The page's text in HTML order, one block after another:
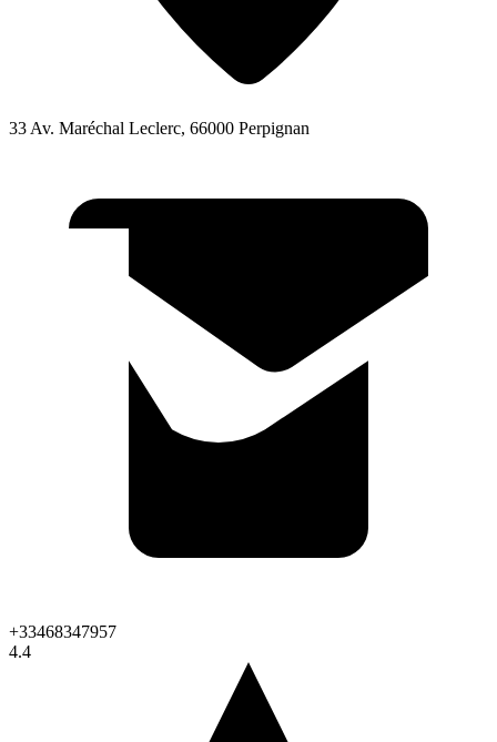
33 Av. Maréchal Leclerc, 66000 Perpignan
+33468347957
4.4